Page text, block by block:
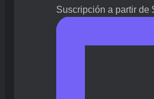
Suscripción a partir de